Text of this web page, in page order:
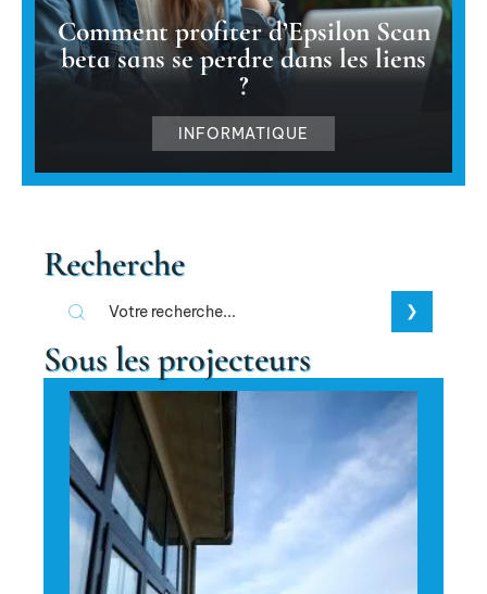
Comment profiter d’Epsilon Scan
beta sans se perdre dans les liens
?
INFORMATIQUE
Recherche
Sous les projecteurs